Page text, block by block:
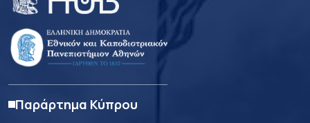
Παράρτημα Κύπρου